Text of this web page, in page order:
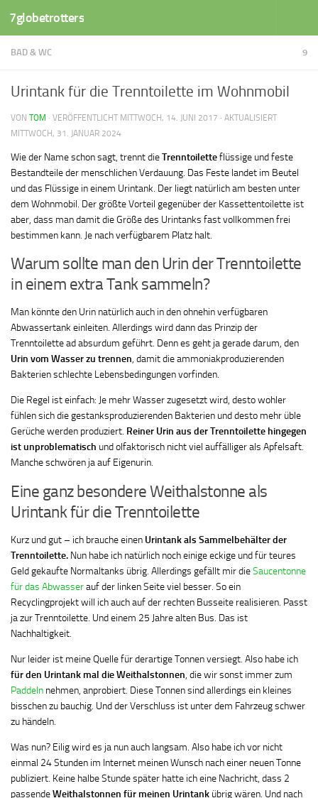
Zum Inhalt springen
7globetrotters
BAD & WC 9
Urintank für die Trenntoilette im Wohnmobil
VON TOM · VERÖFFENTLICHT MITTWOCH, 14. JUNI 2017 · AKTUALISIERT
MITTWOCH, 31. JANUAR 2024
Wie der Name schon sagt, trennt dieTrenntoiletteflüssige und feste
Bestandteile der menschlichen Verdauung. Das Feste landet im Beutel
und das Flüssige in einem Urintank. Der liegt natürlich am besten unter
dem Wohnmobil. Der größte Vorteil gegenüber der Kassettentoilette ist
aber, dass man damit die Größe des Urintanks fast vollkommen frei
bestimmen kann. Je nach verfügbarem Platz halt.
Warum sollte man den Urin der Trenntoilette
in einem extra Tank sammeln?
Man könnte den Urin natürlich auch in den ohnehin verfügbaren
Abwassertank einleiten. Allerdings wird dann das Prinzip der
Trenntoilette ad absurdum geführt. Denn es geht ja gerade darum, den
Urin vom Wasser zu trennen, damit die ammoniakproduzierenden
Bakterien schlechte Lebensbedingungen vorfinden.
Die Regel ist einfach: Je mehr Wasser zugesetzt wird, desto wohler
fühlen sich die gestanksproduzierenden Bakterien und desto mehr üble
Gerüche werden produziert. Reiner Urin aus der Trenntoilette hingegen
istunproblematisch und olfaktorisch nicht viel auffälliger als Apfelsaft.
Manche schwören ja auf Eigenurin.
Eine ganz besondere Weithalstonne als
Urintank für die Trenntoilette
Kurz und gut – ich brauche einen Urintank als Sammelbehälter der
Trenntoilette. Nun habe ich natürlich noch einige eckige und für teures
Geld gekaufte Normaltanks übrig. Allerdings gefällt mir dieSaucentonne
für das Abwasserauf der linken Seite viel besser. So ein
Recyclingprojekt will ich auch auf der rechten Busseite realisieren. Passt
ja zur Trenntoilette. Und einem 25 Jahre alten Bus. Das ist
Nachhaltigkeit.
Nur leider ist meine Quelle für derartige Tonnen versiegt. Also habe ich
für den Urintank mal die Weithalstonnen, die wir sonst immer zum
Paddeln nehmen, anprobiert. Diese Tonnen sind allerdings ein kleines
bisschen zu bauchig. Und der Verschluss ist unter dem Fahrzeug schwer
zu händeln.
Was nun? Eilig wird es ja nun auch langsam. Also habe ich vor nicht
einmal 24 Stunden im Internet meinen Wunsch nach einer neuen Tonne
publiziert. Keine halbe Stunde später hatte ich eine Nachricht, dass 2
passendeWeithalstonnen für meinen Urintank übrig wären. Und nach